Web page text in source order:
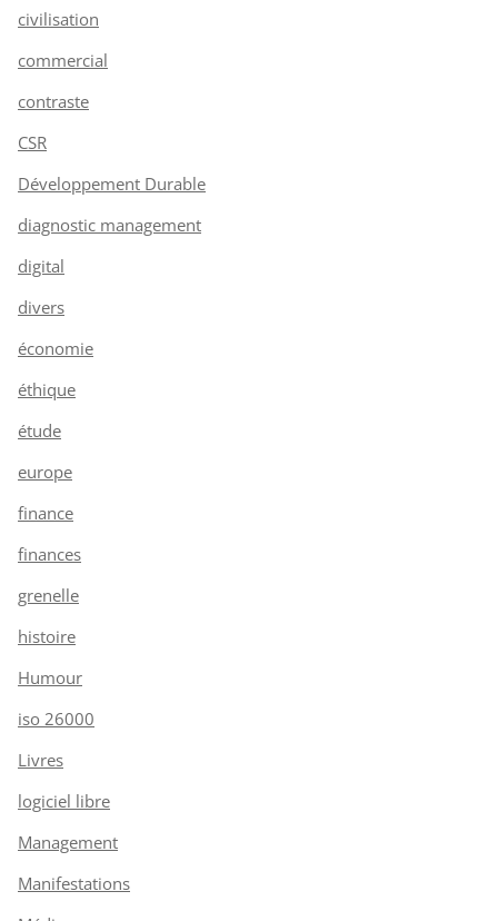
civilisation
commercial
contraste
CSR
Développement Durable
diagnostic management
digital
divers
économie
éthique
étude
europe
finance
finances
grenelle
histoire
Humour
iso 26000
Livres
logiciel libre
Management
Manifestations